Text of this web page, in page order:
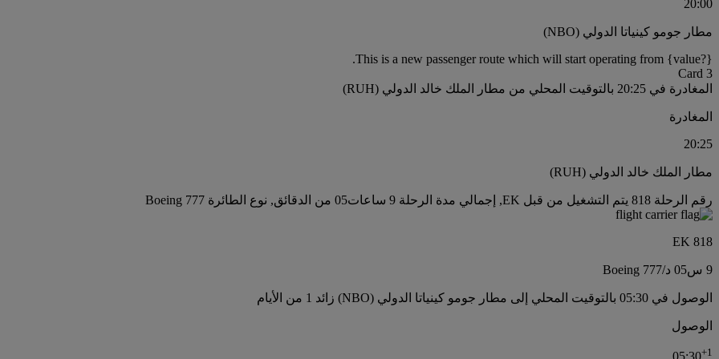
20:00
مطار جومو كينياتا الدولي (NBO)
This is a new passenger route which will start operating from {value?}.
Card 3
المغادرة في 20:25 بالتوقيت المحلي من مطار الملك خالد الدولي (RUH)
المغادرة
20:25
مطار الملك خالد الدولي (RUH)
رقم الرحلة 818 يتم التشغيل من قبل EK, إجمالي مدة الرحلة 9 ساعات05 من الدقائق, نوع الطائرة Boeing 777
EK 818
9 س 05 د /
Boeing 777
الوصول في 05:30 بالتوقيت المحلي إلى مطار جومو كينياتا الدولي (NBO) زائد 1 من الأيام
الوصول
05:30+1